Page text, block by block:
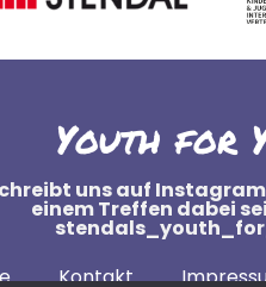
Youth for
uns auf
einem Treffen dabei
Kontakt